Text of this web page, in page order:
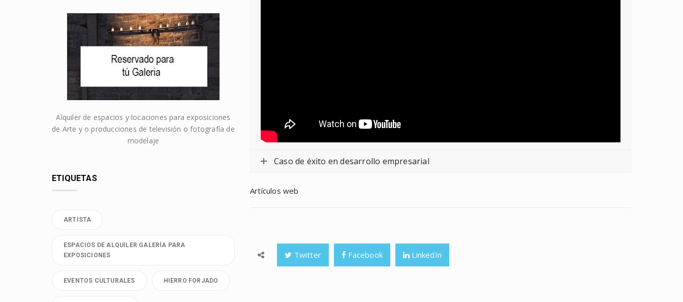
Caso de éxito en desarrollo empresarial
Artículos web
Twitter Facebook LinkedIn
Alquiler de espacios y locaciones para exposiciones
de Arte y o producciones de televisión o fotografía de
modelaje
ETIQUETAS
ARTISTA
ESPACIOS DE ALQUILER GALERÍA PARA
EXPOSICIONES
EVENTOS CULTURALES HIERRO FORJADO